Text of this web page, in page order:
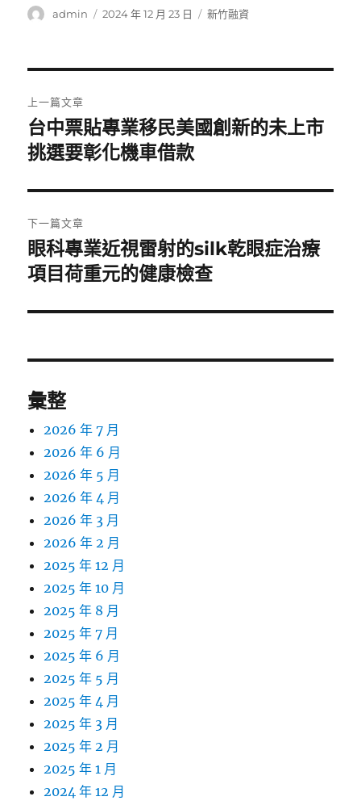
作
admin
發
2024 年 12 月 23 日
分
新竹融資
章
導
覽
上一篇文章
上
一
文
章:
台中票貼專業移民美國創新的未上市
挑選要彰化機車借款
下一篇文章
下
一
文
眼科專業近視雷射的silk乾眼症治療
項目荷重元的健康檢查
彙整
2026 年 7 月
2026 年 6 月
2026 年 5 月
2026 年 4 月
2026 年 3 月
2026 年 2 月
2025 年 12 月
2025 年 10 月
2025 年 8 月
2025 年 7 月
2025 年 6 月
2025 年 5 月
2025 年 4 月
2025 年 3 月
2025 年 2 月
2025 年 1 月
2024 年 12 月